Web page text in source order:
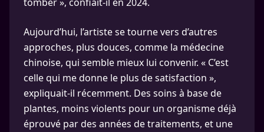
Aujourd’hui, l’artiste se tourne vers d’autres
approches, plus douces, comme la médecine
chinoise, qui semble mieux lui convenir. « C’est
celle qui me donne le plus de satisfaction »,
expliquait-il récemment. Des soins à base de
plantes, moins violents pour un organisme déjà
éprouvé par des années de traitements, et une